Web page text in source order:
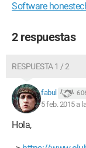
Software
2 respuestas
RESPUESTA 1 / 2
fabul 6
5 feb. 2015 a
Hola,